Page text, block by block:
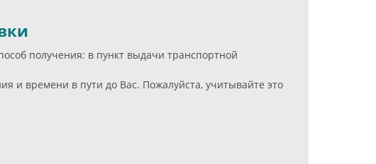
получения: в пункт выдачи транспортной
и времени в пути до Вас. Пожалуйста, учитывайте это